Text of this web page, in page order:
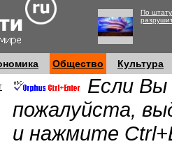
По
Общество Культура
Если Вы
пожалуйста,
и нажмите